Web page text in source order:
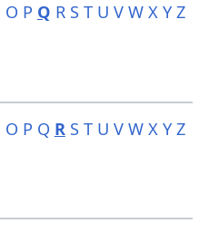
O P Q R S T U V W X Y Z
O P Q R S T U V W X Y Z